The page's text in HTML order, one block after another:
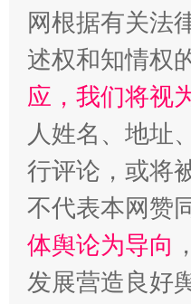
网根据有关法
述权和知情权
应，我们将视
人姓名、地址
行评论，或将
不代表本网赞
体舆论为导向
发展营造良好